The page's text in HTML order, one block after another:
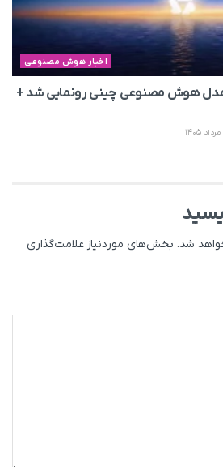
اخبار هوش مصنوعی
مدل هوش مصنوعی چینی رونمایی شد +
شد. بخش‌های موردنیاز علامت‌گذاری